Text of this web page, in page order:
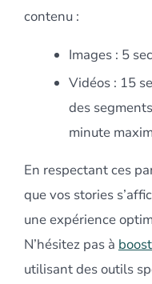
contenu :
Images : 5
Vidéos : 15
des
minute
En respectant ces
que vos stories
une expérience
N’hésitez pas à
utilisant des outils